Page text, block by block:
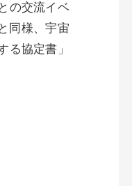
の交流イベ
同様、宇宙
協定書」